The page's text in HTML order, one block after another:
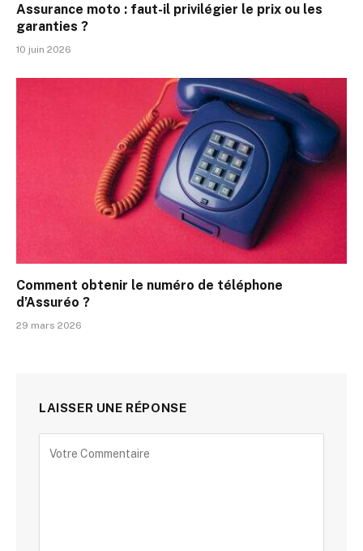
Assurance moto : faut-il privilégier le prix ou les
garanties ?
10 juin 2026
Comment obtenir le numéro de téléphone
d’Assuréo ?
29 mars 2026
LAISSER UNE RÉPONSE